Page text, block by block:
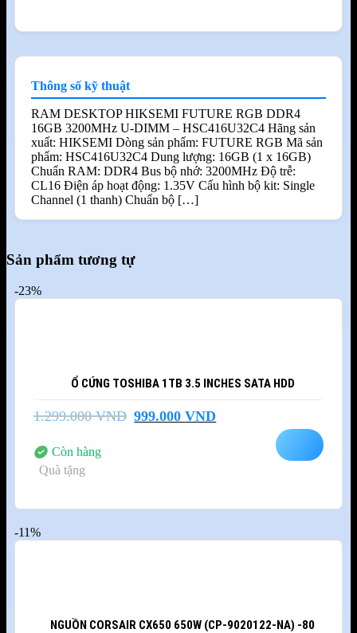
Thông số kỹ thuật
RAM DESKTOP HIKSEMI FUTURE RGB DDR4
16GB 3200MHz U-DIMM – HSC416U32C4 Hãng sản
xuất: HIKSEMI Dòng sản phẩm: FUTURE RGB Mã sản
phẩm: HSC416U32C4 Dung lượng: 16GB (1 x 16GB)
Chuẩn RAM: DDR4 Bus bộ nhớ: 3200MHz Độ trễ:
CL16 Điện áp hoạt động: 1.35V Cấu hình bộ kit: Single
Channel (1 thanh) Chuẩn bộ […]
Sản phẩm tương tự
-23%
Ổ CỨNG TOSHIBA 1TB 3.5 INCHES SATA HDD
1.299.000VND Giá
999.000VND
Còn hàng
Quà tặng
-11%
NGUỒN CORSAIR CX650 650W (CP-9020122-NA) -80